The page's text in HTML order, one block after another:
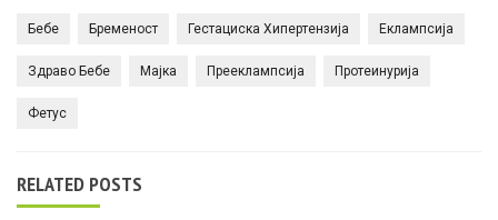
Бебе Бременост Гестациска Хипертензија Еклампсија
Здраво Бебе Мајка Прееклампсија Протеинурија
Фетус
RELATED POSTS